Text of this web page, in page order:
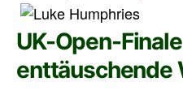
UK-Open-
enttäuschende